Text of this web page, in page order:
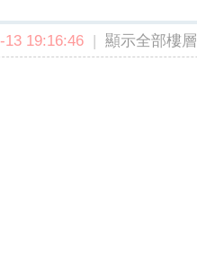
19:16:46 | 顯示全部樓層